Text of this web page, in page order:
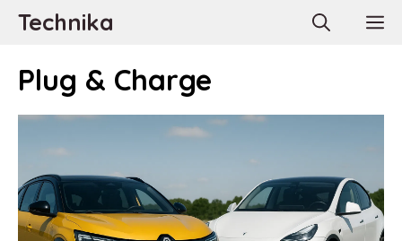
AllerTechnika
Plug & Charge